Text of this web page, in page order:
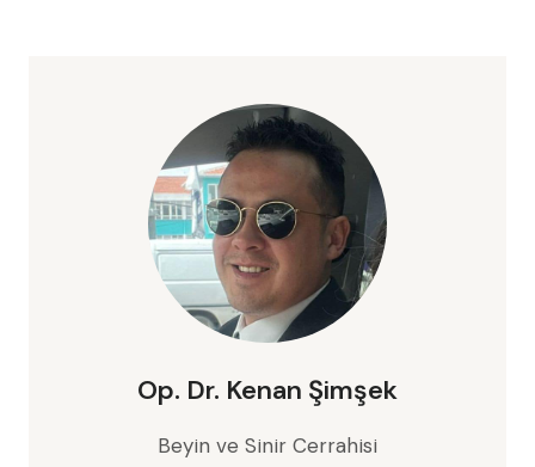
Op. Dr. Kenan Şimşek
Beyin ve Sinir Cerrahisi